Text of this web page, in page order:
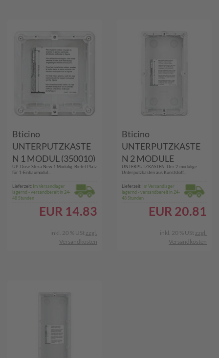
Bticino
UNTERPUTZKASTE
N 1 MODUL (350010)
UP-Dose Sfera New 1 Modulig: Bietet Platz
für 1-Einbaumodul...
Lieferzeit: Im Versandlager
lagernd - versandbereit in 24-
48 Stunden
EUR 14.83
inkl. 20 % USt zzgl.
Versandkosten
Bticino
UNTERPUTZKASTE
N 2 MODULE
(350020)
UNTERPUTZKASTEN: Der 2-modulige
Unterputzkasten aus Kunststoff...
Lieferzeit: Im Versandlager
lagernd - versandbereit in 24-
48 Stunden
EUR 20.81
inkl. 20 % USt zzgl.
Versandkosten